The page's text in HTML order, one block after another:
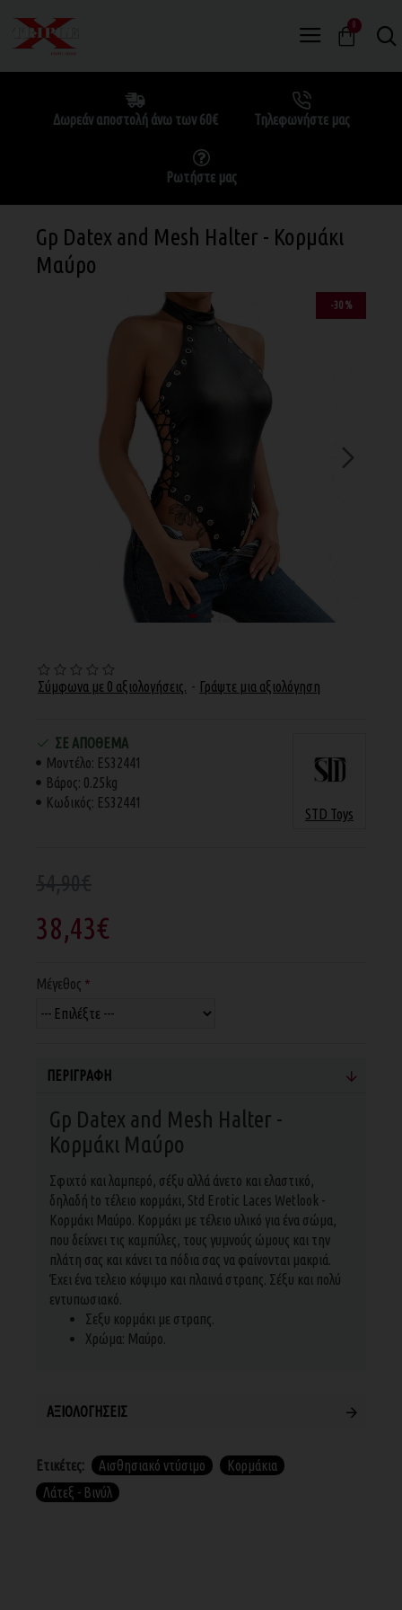
0
Δωρεάν αποστολή άνω των 60€ Τηλεφωνήστε μας
Ρωτήστε μας
Gp Datex and Mesh Halter - Κορμάκι
Μαύρο
-30 %
Σύμφωνα με 0 αξιολογήσεις. - Γράψτε μια αξιολόγηση
38,43€
ΣΕ ΑΠΌΘΕΜΑ
Μοντέλο: ES32441
Βάρος: 0.25kg
Κωδικός: ES32441
STD Toys
Μέγεθος
ΠΕΡΙΓΡΑΦΉ
Gp Datex and Mesh Halter -
Κορμάκι Μαύρο
Σφιχτό και λαμπερό, σέξυ αλλά άνετο και ελαστικό,
δηλαδή to τέλειο κορμάκι, Std Erotic Laces Wetlook -
Κορμάκι Μαύρο. Κορμάκι με τέλειο υλικό για ένα σώμα,
που δείχνει τις καμπύλες, τους γυμνούς ώμους και την
πλάτη σας και κάνει τα πόδια σας να φαίνονται μακριά.
Έχει ένα τελειο κόψιμο και πλαινά στραπς. Σέξυ και πολύ
εντυπωσιακό.
Σεξυ κορμάκι με στραπς.
Χρώμα: Mαύρο.
ΑΞΙΟΛΟΓΉΣΕΙΣ
Ετικέτες: Αισθησιακό ντύσιμο
Κορμάκια
Λάτεξ - Βινύλ